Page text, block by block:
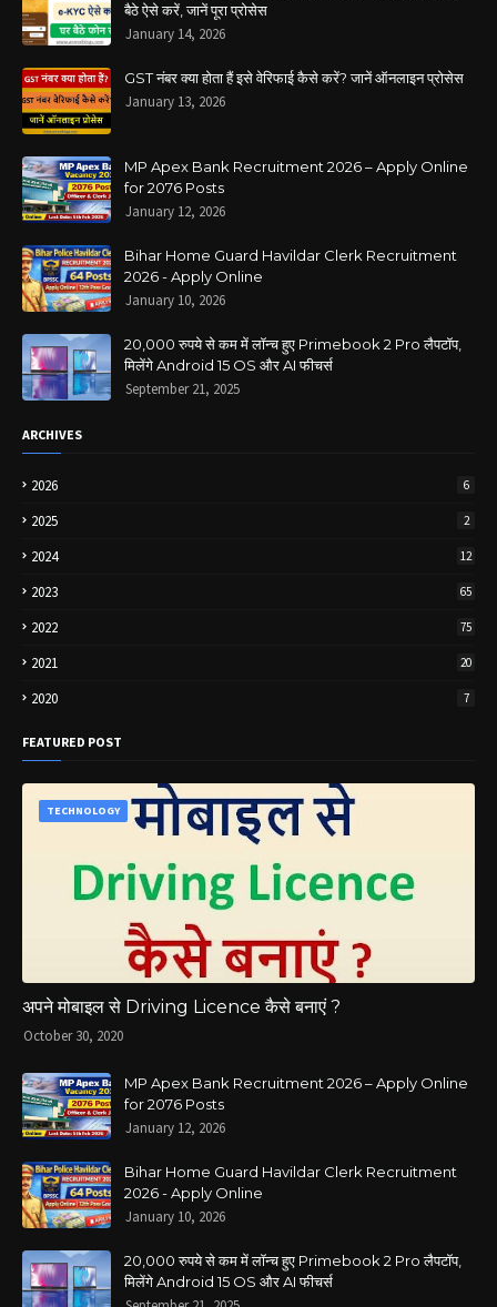
बैठे ऐसे करें, जानें पूरा प्रोसेस
January 14, 2026
GST नंबर क्या होता हैं इसे वेरिफाई कैसे करें? जानें ऑनलाइन प्रोसेस
January 13, 2026
MP Apex Bank Recruitment 2026 – Apply Online
for 2076 Posts
January 12, 2026
Bihar Home Guard Havildar Clerk Recruitment
2026 - Apply Online
January 10, 2026
20,000 रुपये से कम में लॉन्च हुए Primebook 2 Pro लैपटॉप,
मिलेंगे Android 15 OS और AI फीचर्स
September 21, 2025
ARCHIVES
2026 6
2025 2
2024 12
2023 65
2022 75
2021 20
2020 7
FEATURED POST
TECHNOLOGY
अपने मोबाइल से Driving Licence कैसे बनाएं ?
October 30, 2020
MP Apex Bank Recruitment 2026 – Apply Online
for 2076 Posts
January 12, 2026
Bihar Home Guard Havildar Clerk Recruitment
2026 - Apply Online
January 10, 2026
20,000 रुपये से कम में लॉन्च हुए Primebook 2 Pro लैपटॉप,
मिलेंगे Android 15 OS और AI फीचर्स